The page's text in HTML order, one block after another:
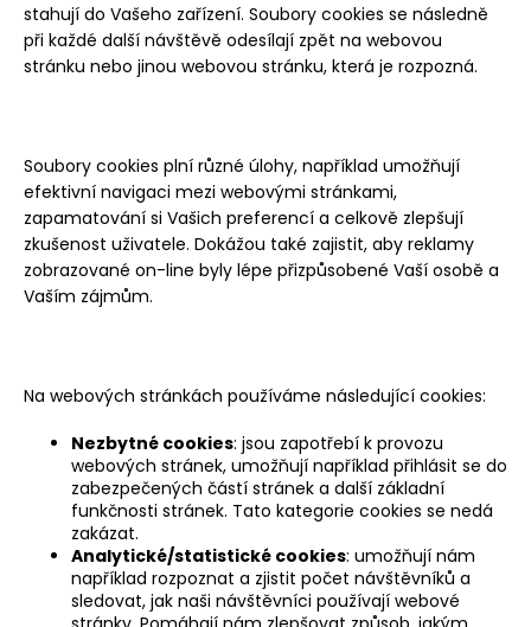
stahují do Vašeho zařízení. Soubory cookies se následně
při každé další návštěvě odesílají zpět na webovou
stránku nebo jinou webovou stránku, která je rozpozná.
Soubory cookies plní různé úlohy, například umožňují
efektivní navigaci mezi webovými stránkami,
zapamatování si Vašich preferencí a celkově zlepšují
zkušenost uživatele. Dokážou také zajistit, aby reklamy
zobrazované on-line byly lépe přizpůsobené Vaší osobě a
Vaším zájmům.
Na webových stránkách používáme následující cookies:
Nezbytné cookies: jsou zapotřebí k provozu
webových stránek, umožňují například přihlásit se do
zabezpečených částí stránek a další základní
funkčnosti stránek. Tato kategorie cookies se nedá
zakázat.
Analytické/statistické cookies: umožňují nám
například rozpoznat a zjistit počet návštěvníků a
sledovat, jak naši návštěvníci používají webové